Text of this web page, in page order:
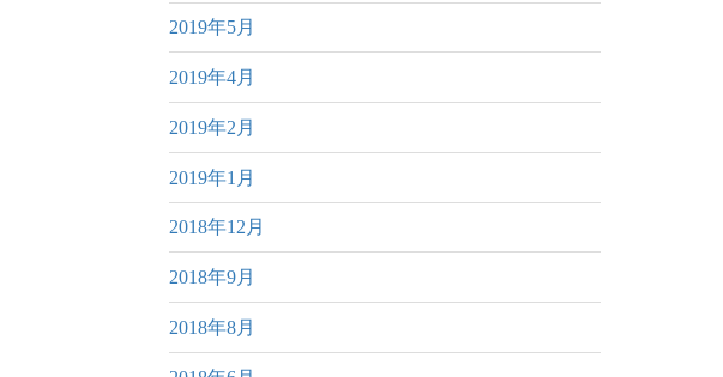
2019年5月
2019年4月
2019年2月
2019年1月
2018年12月
2018年9月
2018年8月